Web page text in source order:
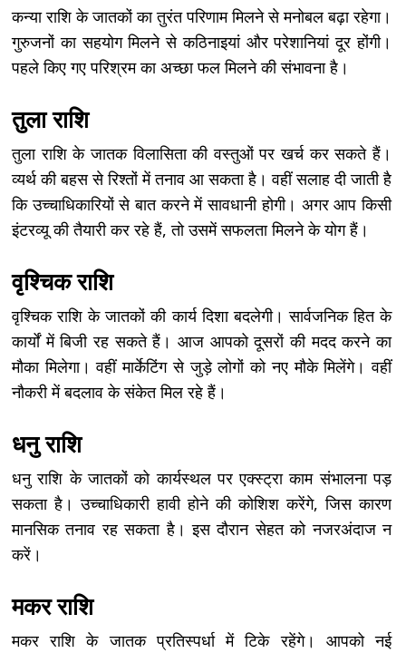
कन्या राशि के जातकों का तुरंत परिणाम मिलने से मनोबल बढ़ा रहेगा।
गुरुजनों का सहयोग मिलने से कठिनाइयां और परेशानियां दूर होंगी।
पहले किए गए परिश्रम का अच्छा फल मिलने की संभावना है।
तुला राशि
तुला राशि के जातक विलासिता की वस्तुओं पर खर्च कर सकते हैं।
व्यर्थ की बहस से रिश्तों में तनाव आ सकता है। वहीं सलाह दी जाती है
कि उच्चाधिकारियों से बात करने में सावधानी होगी। अगर आप किसी
इंटरव्यू की तैयारी कर रहे हैं, तो उसमें सफलता मिलने के योग हैं।
वृश्चिक राशि
वृश्चिक राशि के जातकों की कार्य दिशा बदलेगी। सार्वजनिक हित के
कार्यों में बिजी रह सकते हैं। आज आपको दूसरों की मदद करने का
मौका मिलेगा। वहीं मार्केटिंग से जुड़े लोगों को नए मौके मिलेंगे। वहीं
नौकरी में बदलाव के संकेत मिल रहे हैं।
धनु राशि
धनु राशि के जातकों को कार्यस्थल पर एक्स्ट्रा काम संभालना पड़
सकता है। उच्चाधिकारी हावी होने की कोशिश करेंगे, जिस कारण
मानसिक तनाव रह सकता है। इस दौरान सेहत को नजरअंदाज न
करें।
मकर राशि
मकर राशि के जातक प्रतिस्पर्धा में टिके रहेंगे। आपको नई